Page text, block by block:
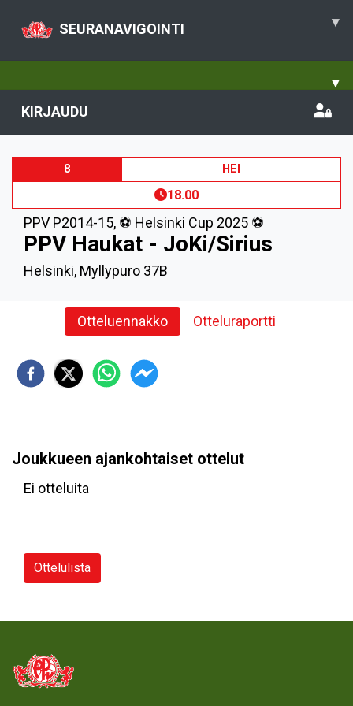
SEURANAVIGOINTI ▾
▾
KIRJAUDU
8 HEI
18.00
PPV P2014-15, ⚽️ Helsinki Cup 2025 ⚽️
PPV Haukat - JoKi/Sirius
Helsinki, Myllypuro 37B
Otteluennakko Otteluraportti
Joukkueen ajankohtaiset ottelut
Ei otteluita
Ottelulista